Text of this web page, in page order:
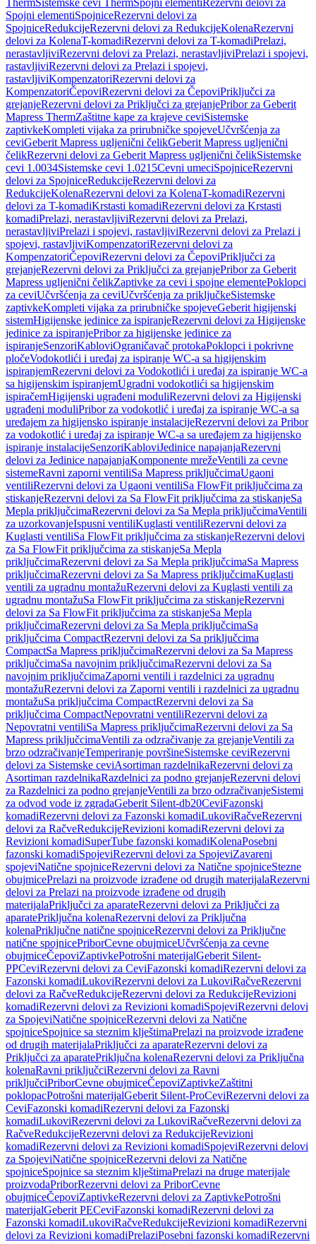
ThermSistemske cevi ThermSpojni elementi Rezervni delovi za
Spojni elementiSpojniceRezervni delovi za
SpojniceRedukcijeRezervni delovi za RedukcijeKolenaRezervni
delovi za KolenaT-komadiRezervni delovi za T-komadiPrelazi,
nerastavljiviRezervni delovi za Prelazi, nerastavljiviPrelazi i spojevi,
rastavljiviRezervni delovi za Prelazi i spojevi,
rastavljiviKompenzatoriRezervni delovi za
KompenzatoriČepoviRezervni delovi za ČepoviPriključci za
grejanjeRezervni delovi za Priključci za grejanjePribor za Geberit
Mapress ThermZaštitne kape za krajeve ceviSistemske
zaptivkeKompleti vijaka za prirubničke spojeveUčvršćenja za
ceviGeberit Mapress ugljenični čelikGeberit Mapress ugljenični
čelikRezervni delovi za Geberit Mapress ugljenični čelikSistemske
cevi 1.0034Sistemske cevi 1.0215Cevni umeciSpojniceRezervni
delovi za SpojniceRedukcijeRezervni delovi za
RedukcijeKolenaRezervni delovi za KolenaT-komadiRezervni
delovi za T-komadiKrstasti komadiRezervni delovi za Krstasti
komadiPrelazi, nerastavljiviRezervni delovi za Prelazi,
nerastavljiviPrelazi i spojevi, rastavljiviRezervni delovi za Prelazi i
spojevi, rastavljiviKompenzatoriRezervni delovi za
KompenzatoriČepoviRezervni delovi za ČepoviPriključci za
grejanjeRezervni delovi za Priključci za grejanjePribor za Geberit
Mapress ugljenični čelikZaptivke za cevi i spojne elementePoklopci
za ceviUčvršćenja za ceviUčvršćenja za priključkeSistemske
zaptivkeKompleti vijaka za prirubničke spojeveGeberit higijenski
sistemHigijenske jedinice za ispiranjeRezervni delovi za Higijenske
jedinice za ispiranjePribor za higijenske jedinice za
ispiranjeSenzoriKabloviOgraničavač protokaPoklopci i pokrivne
pločeVodokotlići i uređaj za ispiranje WC-a sa higijenskim
ispiranjemRezervni delovi za Vodokotlići i uređaj za ispiranje WC-a
sa higijenskim ispiranjemUgradni vodokotlići sa higijenskim
ispiračemHigijenski ugrađeni moduliRezervni delovi za Higijenski
ugrađeni moduliPribor za vodokotlić i uređaj za ispiranje WC-a sa
uređajem za higijensko ispiranje instalacijeRezervni delovi za Pribor
za vodokotlić i uređaj za ispiranje WC-a sa uređajem za higijensko
ispiranje instalacijeSenzoriKabloviJedinice napajanjaRezervni
delovi za Jedinice napajanjaKomponente mrežeVentili za cevne
sistemeRavni zaporni ventiliSa Mapress priključcimaUgaoni
ventiliRezervni delovi za Ugaoni ventiliSa FlowFit priključcima za
stiskanjeRezervni delovi za Sa FlowFit priključcima za stiskanjeSa
Mepla priključcimaRezervni delovi za Sa Mepla priključcimaVentili
za uzorkovanjeIspusni ventiliKuglasti ventiliRezervni delovi za
Kuglasti ventiliSa FlowFit priključcima za stiskanjeRezervni delovi
za Sa FlowFit priključcima za stiskanjeSa Mepla
priključcimaRezervni delovi za Sa Mepla priključcimaSa Mapress
priključcimaRezervni delovi za Sa Mapress priključcimaKuglasti
ventili za ugradnu montažuRezervni delovi za Kuglasti ventili za
ugradnu montažuSa FlowFit priključcima za stiskanjeRezervni
delovi za Sa FlowFit priključcima za stiskanjeSa Mepla
priključcimaRezervni delovi za Sa Mepla priključcimaSa
priključcima CompactRezervni delovi za Sa priključcima
CompactSa Mapress priključcimaRezervni delovi za Sa Mapress
priključcimaSa navojnim priključcimaRezervni delovi za Sa
navojnim priključcimaZaporni ventili i razdelnici za ugradnu
montažuRezervni delovi za Zaporni ventili i razdelnici za ugradnu
montažuSa priključcima CompactRezervni delovi za Sa
priključcima CompactNepovratni ventiliRezervni delovi za
Nepovratni ventiliSa Mapress priključcimaRezervni delovi za Sa
Mapress priključcimaVentili za odzračivanje za grejanjeVentili za
brzo odzračivanjeTemperiranje površineSistemske ceviRezervni
delovi za Sistemske ceviAsortiman razdelnikaRezervni delovi za
Asortiman razdelnikaRazdelnici za podno grejanjeRezervni delovi
za Razdelnici za podno grejanjeVentili za brzo odzračivanjeSistemi
za odvod vode iz zgradaGeberit Silent-db20CeviFazonski
komadiRezervni delovi za Fazonski komadiLukoviRačveRezervni
delovi za RačveRedukcijeRevizioni komadiRezervni delovi za
Revizioni komadiSuperTube fazonski komadiKolenaPosebni
fazonski komadiSpojeviRezervni delovi za SpojeviZavareni
spojeviNatične spojniceRezervni delovi za Natične spojniceStezne
obujmicePrelazi na proizvode izrađene od drugih materijalaRezervni
delovi za Prelazi na proizvode izrađene od drugih
materijalaPriključci za aparateRezervni delovi za Priključci za
aparatePriključna kolenaRezervni delovi za Priključna
kolenaPriključne natične spojniceRezervni delovi za Priključne
natične spojnicePriborCevne obujmiceUčvršćenja za cevne
obujmiceČepoviZaptivkePotrošni materijalGeberit Silent-
PPCeviRezervni delovi za CeviFazonski komadiRezervni delovi za
Fazonski komadiLukoviRezervni delovi za LukoviRačveRezervni
delovi za RačveRedukcijeRezervni delovi za RedukcijeRevizioni
komadiRezervni delovi za Revizioni komadiSpojeviRezervni delovi
za SpojeviNatične spojniceRezervni delovi za Natične
spojniceSpojnice sa steznim klještimaPrelazi na proizvode izrađene
od drugih materijalaPriključci za aparateRezervni delovi za
Priključci za aparatePriključna kolenaRezervni delovi za Priključna
kolenaRavni priključciRezervni delovi za Ravni
priključciPriborCevne obujmiceČepoviZaptivkeZaštitni
poklopacPotrošni materijalGeberit Silent-ProCeviRezervni delovi za
CeviFazonski komadiRezervni delovi za Fazonski
komadiLukoviRezervni delovi za LukoviRačveRezervni delovi za
RačveRedukcijeRezervni delovi za RedukcijeRevizioni
komadiRezervni delovi za Revizioni komadiSpojeviRezervni delovi
za SpojeviNatične spojniceRezervni delovi za Natične
spojniceSpojnice sa steznim klještimaPrelazi na druge materijale
proizvodaPriborRezervni delovi za PriborCevne
obujmiceČepoviZaptivkeRezervni delovi za ZaptivkePotrošni
materijalGeberit PECeviFazonski komadiRezervni delovi za
Fazonski komadiLukoviRačveRedukcijeRevizioni komadiRezervni
delovi za Revizioni komadiPrelaziPosebni fazonski komadiRezervni